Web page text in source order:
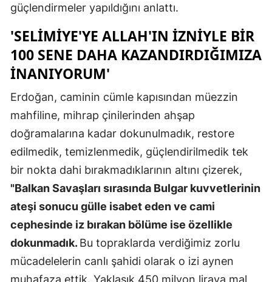
güçlendirmeler yapıldığını anlattı.
'SELIMIYE'YE ALLAH'IN IZNIYLE BIR
100 SENE DAHA KAZANDIRDIĞIMIZA
INANIYORUM'
Erdoğan, caminin cümle kapısından müezzin
mahfiline, mihrap çinilerinden ahşap
doğramalarına kadar dokunulmadık, restore
edilmedik, temizlenmedik, güçlendirilmedik tek
bir nokta dahi bırakmadıklarının altını çizerek,
"Balkan Savaşları sırasında Bulgar kuvvetlerinin
ateşi sonucu gülle isabet eden ve cami
cephesinde iz bırakan bölüme ise özellikle
dokunmadık.Bu topraklarda verdiğimiz zorlu
mücadelelerin canlı şahidi olarak o izi aynen
muhafaza ettik. Yaklaşık 450 milyon liraya mal